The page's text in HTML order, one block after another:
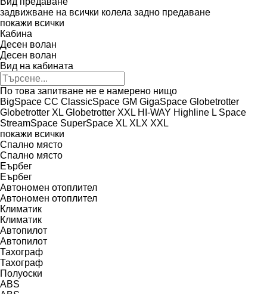
задвижване на всички колела задно предаване
покажи всички
Кабина
Десен волан
Десен волан
Вид на кабината
По това запитване не е намерено нищо
BigSpace CC ClassicSpace GM GigaSpace Globetrotter
Globetrotter XL Globetrotter XXL HI-WAY Highline L Space
StreamSpace SuperSpace XL XLX XXL
покажи всички
Спално място
Спално място
Еърбег
Еърбег
Автономен отоплител
Автономен отоплител
Климатик
Климатик
Автопилот
Автопилот
Тахограф
Тахограф
Полуоски
ABS